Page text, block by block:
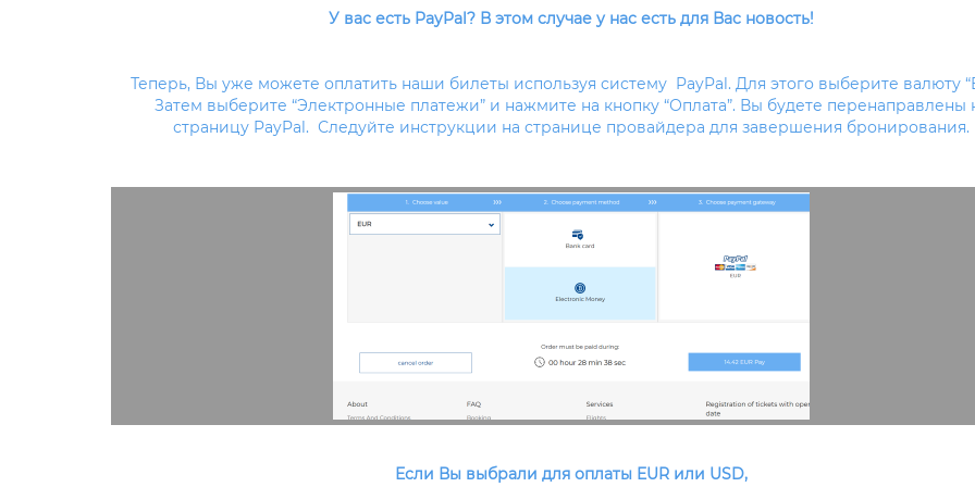
У вас есть PayPal? В этом случае у нас есть для Вас новость!
Теперь, Вы уже можете оплатить наши билеты используя систему PayPal. Для этого выберите валюту
Затем выберите “Электронные платежи” и нажмите на кнопку “Оплата”. Вы будете перенаправлены
страницу PayPal. Следуйте инструкции на странице провайдера для завершения бронирования.
Если Вы выбрали для оплаты EUR или USD,